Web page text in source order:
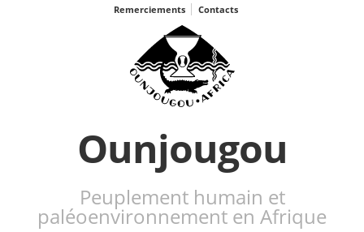
Remerciements Contacts
Ounjougou
Peuplement humain et
paléoenvironnement en Afrique